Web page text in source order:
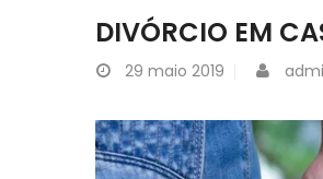
DIVÓRCIO EM
29 maio 2019